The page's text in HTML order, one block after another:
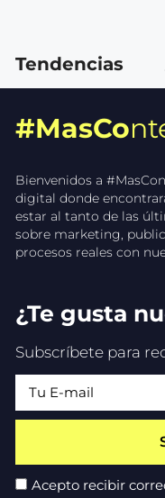
Tendencias
#MasCo
Bienvenidos a
digital donde
estar al tanto de las
sobre marketing,
procesos reales con
¿Te gusta
Subscríbete para
Acepto recibir